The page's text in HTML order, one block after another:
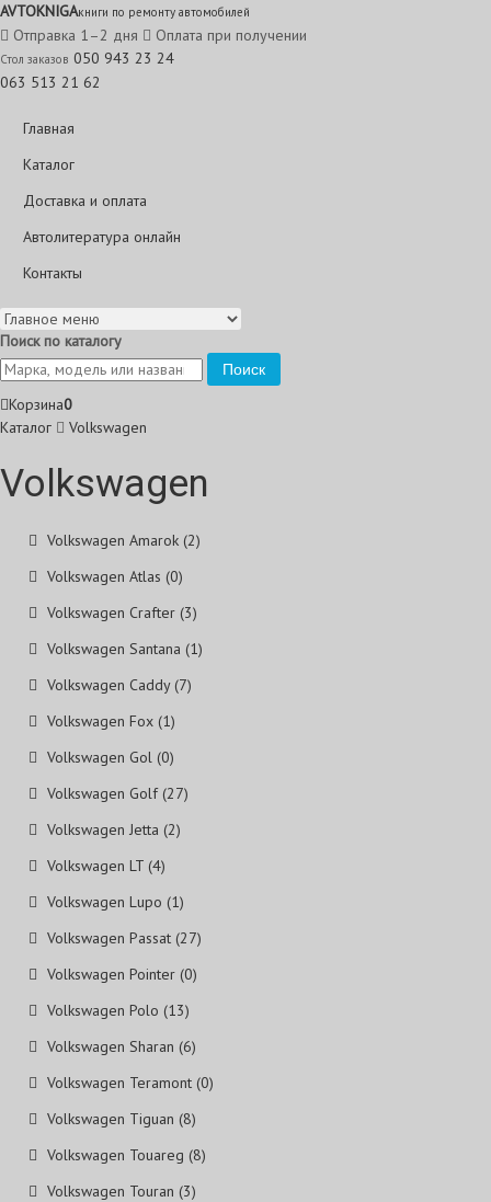
AVTOKNIGAкниги по ремонту автомобилей
Отправка 1–2 дня Оплата при получении
Стол заказов 050 943 23 24
063 513 21 62
Главная
Каталог
Доставка и оплата
Автолитература онлайн
Контакты
Поиск по каталогу
Поиск
Корзина0
Каталог
Volkswagen
Volkswagen
Volkswagen Amarok (2)
Volkswagen Atlas (0)
Volkswagen Crafter (3)
Volkswagen Santana (1)
Volkswagen Caddy (7)
Volkswagen Fox (1)
Volkswagen Gol (0)
Volkswagen Golf (27)
Volkswagen Jetta (2)
Volkswagen LT (4)
Volkswagen Lupo (1)
Volkswagen Passat (27)
Volkswagen Pointer (0)
Volkswagen Polo (13)
Volkswagen Sharan (6)
Volkswagen Teramont (0)
Volkswagen Tiguan (8)
Volkswagen Touareg (8)
Volkswagen Touran (3)